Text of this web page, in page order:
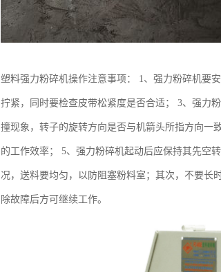
塑料强力粉碎机操作注意事项： 1、强力粉碎机要
拧紧，同时要检查皮带松紧度是否合适； 3、强力
撞现象，转子的旋转方向是否与机箭头所指方向一
的工作效率； 5、强力粉碎机起动后应保持其先空
况，送料要均匀，以防阻塞粉料室；其次，不要长
除故障后方可继续工作。